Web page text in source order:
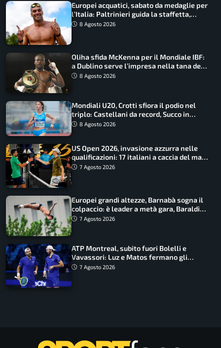
Europei acquatici, sabato da medaglie per
l’Italia: Paltrinieri guida la staffetta,
Barnabà sogna l’oro dalle grandi altezze
8 Agosto 2026
Oliha sfida McKenna per il Mondiale IBF:
a Dublino serve l’impresa nella tana del
lupo8 Agosto 2026
Mondiali U20, Crotti sfiora il podio nel
triplo: Castellani da record, Succo in
finale
8 Agosto 2026
US Open 2026, invasione azzurra nelle
qualificazioni: 17 italiani a caccia del main
draw7 Agosto 2026
Europei grandi altezze, Barnabà sogna il
colpaccio: è leader a metà gara, Baraldi
ancora in corsa
7 Agosto 2026
ATP Montreal, subito fuori Bolelli e
Vavassori: Luz e Matos fermano gli
azzurri
7 Agosto 2026